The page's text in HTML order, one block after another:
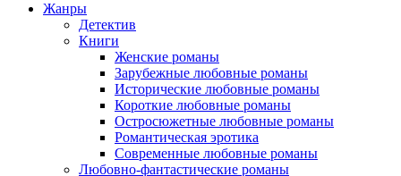
Жанры
Детектив
Книги
Женские романы
Зарубежные любовные романы
Исторические любовные романы
Короткие любовные романы
Остросюжетные любовные романы
Романтическая эротика
Современные любовные романы
Любовно-фантастические романы